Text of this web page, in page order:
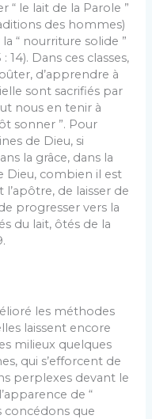
le lait de la Parole ”
des hommes)
“ nourriture solide ”
14). Dans ces classes,
d’apprendre à
sont sacrifiés par
nous en tenir à
sonner ”. Pour
de Dieu, si
la grâce, dans la
Dieu, combien il est
de laisser de
progresser vers la
du lait, ôtés de la
les méthodes
laissent encore
milieux quelques
qui s’efforcent de
perplexes devant le
de “
concédons que